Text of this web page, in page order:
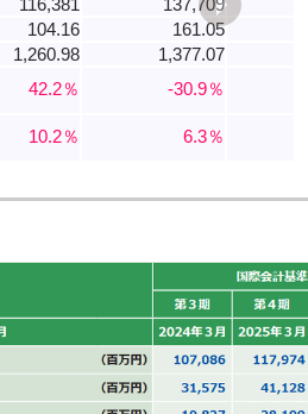
104.16
161.05
1,260.98 1,377.07
42.2％
-30.9％
10.2％
6.3％